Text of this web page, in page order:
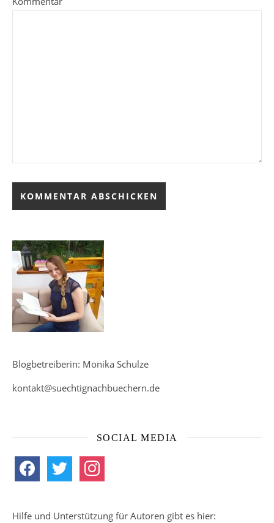
Blogbetreiberin: Monika Schulze
kontakt@suechtignachbuechern.de
SOCIAL MEDIA
facebook twitter instagram
Hilfe und Unterstützung für Autoren gibt es hier: